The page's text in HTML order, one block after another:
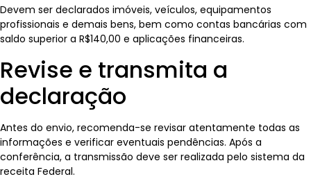
Devem ser declarados imóveis, veículos, equipamentos
profissionais e demais bens, bem como contas bancárias com
saldo superior a R$140,00 e aplicações financeiras.
Revise e transmita a
declaração
Antes do envio, recomenda-se revisar atentamente todas as
informações e verificar eventuais pendências. Após a
conferência, a transmissão deve ser realizada pelo sistema da
receita Federal.